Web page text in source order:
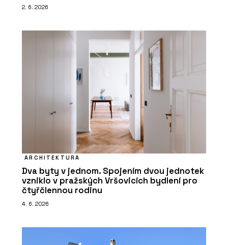
2. 6. 2026
ARCHITEKTURA
Dva byty v jednom. Spojením dvou jednotek
vzniklo v pražských Vršovicích bydlení pro
čtyřčlennou rodinu
4. 6. 2026